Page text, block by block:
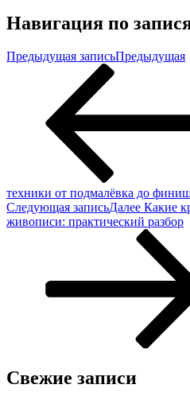
Навигация по
Предыдущая записьПредыдущая
техники от подмалёвка до
Следующая записьДалее Какие
живописи: практический разбор
Свежие записи